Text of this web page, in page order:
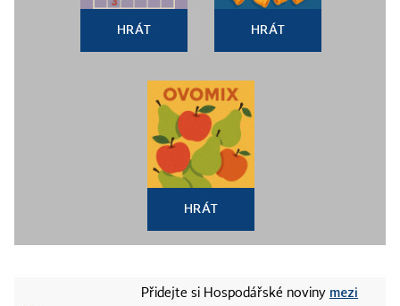
HRÁT HRÁT
HRÁT
Přidejte si Hospodářské noviny mezi